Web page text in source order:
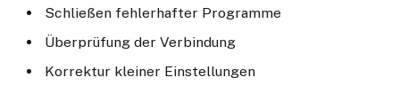
Schließen fehlerhafter Programme
Überprüfung der Verbindung
Korrektur kleiner Einstellungen